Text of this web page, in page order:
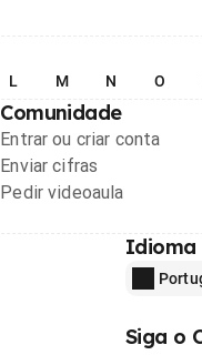
L M N O
Comunidade
Entrar ou criar conta
Enviar cifras
Pedir videoaula
Idioma
Siga o